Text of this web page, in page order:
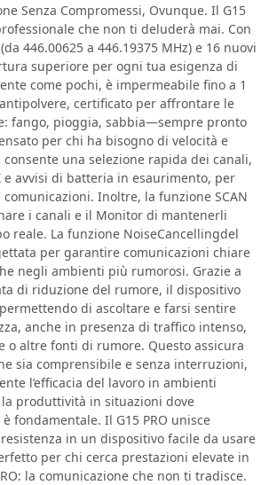
Senza Compromessi, Ovunque. Il G15
che non ti deluderà mai. Con
446.00625 a 446.19375 MHz) e 16 nuovi
superiore per ogni tua esigenza di
come pochi, è impermeabile fino a 1
certificato per affrontare le
fango, pioggia, sabbia—sempre pronto
per chi ha bisogno di velocità e
consente una selezione rapida dei canali,
e avvisi di batteria in esaurimento, per
Inoltre, la funzione SCAN
i canali e il Monitor di mantenerli
reale. La funzione NoiseCancellingdel
per garantire comunicazioni chiare
negli ambienti più rumorosi. Grazie a
di riduzione del rumore, il dispositivo
di ascoltare e farsi sentire
anche in presenza di traffico intenso,
o altre fonti di rumore. Questo assicura
sia comprensibile e senza interruzioni,
l’efficacia del lavoro in ambienti
produttività in situazioni dove
fondamentale. Il G15 PRO unisce
in un dispositivo facile da usare
per chi cerca prestazioni elevate in
la comunicazione che non ti tradisce.